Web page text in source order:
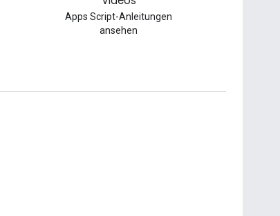
Apps Script-Anleitungen
ansehen